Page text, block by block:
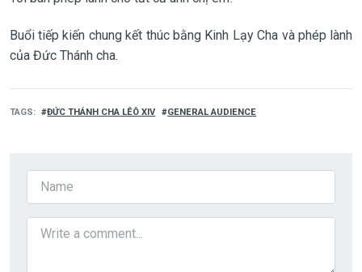
Buổi tiếp kiến chung kết thúc bằng Kinh Lạy Cha và phép lành
của Đức Thánh cha.
TAGS ĐỨC THÁNH CHA LÊÔ XIV GENERAL AUDIENCE